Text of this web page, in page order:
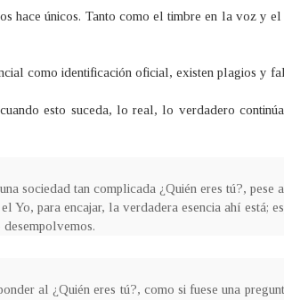
hace únicos. Tanto como el timbre en la voz y el
como identificación oficial, existen plagios y
esto suceda, lo real, lo verdadero
sociedad tan complicada ¿Quién eres tú?, pese
Yo, para encajar, la verdadera esencia ahí está;
al ¿Quién eres tú?, como si fuese una